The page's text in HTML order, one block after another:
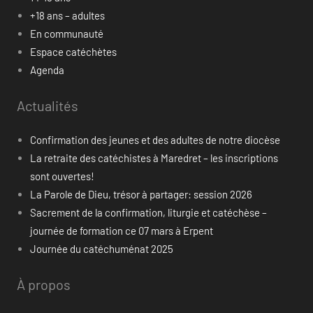
+18 ans – adultes
En communauté
Espace catéchètes
Agenda
Actualités
Confirmation des jeunes et des adultes de notre diocèse
La retraite des catéchistes à Maredret – les inscriptions
sont ouvertes!
La Parole de Dieu, trésor à partager: session 2026
Sacrement de la confirmation, liturgie et catéchèse –
journée de formation ce 07 mars à Erpent
Journée du catéchuménat 2025
À propos